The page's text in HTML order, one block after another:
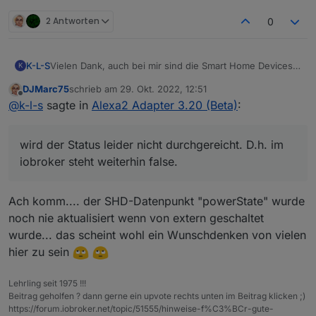
2 Antworten 0
K K-L-SVielen Dank, auch bei mir sind die Smart Home Devices
Schalte ich eine Device in der Alexa-App on(true) wird
der Status leider nicht durchgereicht. D.h. im iobroker
Offline
DJMarc75schrieb am 29. Okt. 2022, 12:51
zuletzt editiert von
@k-l-s sagte in Alexa2 Adapter 3.20 (Beta):
wird der Status leider nicht durchgereicht. D.h. im
iobroker steht weiterhin false.
Ach komm.... der SHD-Datenpunkt "powerState" wurde
noch nie aktualisiert wenn von extern geschaltet
wurde... das scheint wohl ein Wunschdenken von vielen
hier zu sein
Lehrling seit 1975 !!!
Beitrag geholfen ? dann gerne ein upvote rechts unten im Beitrag klicken ;)
https://forum.iobroker.net/topic/51555/hinweise-f%C3%BCr-gute-